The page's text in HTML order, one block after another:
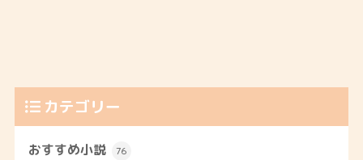
カテゴリー
おすすめ小説 76